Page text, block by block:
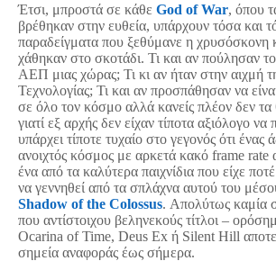
Έτσι, μπροστά σε κάθε God of War, όπου
βρέθηκαν στην ευθεία, υπάρχουν τόσα και
παραδείγματα που ξεθύμανε η χρυσόσκονη
χάθηκαν στο σκοτάδι. Τι και αν πούλησαν
ΑΕΠ μιας χώρας; Τι κι αν ήταν στην αιχμή
Τεχνολογίας; Τι και αν προσπάθησαν να
σε όλο τον κόσμο αλλά κανείς πλέον δεν τα
γιατί εξ αρχής δεν είχαν τίποτα αξιόλογο να
υπάρχει τίποτε τυχαίο στο γεγονός ότι ένας
ανοιχτός κόσμος με αρκετά κακό frame rate
ένα από τα καλύτερα παιχνίδια που είχε
να γεννηθεί από τα σπλάχνα αυτού του
Shadow of the Colossus. Απολύτως καμία
που αντίστοιχου βεληνεκούς τίτλοι –
Ocarina of Time, Deus Ex ή Silent Hill
σημεία αναφοράς έως σήμερα.